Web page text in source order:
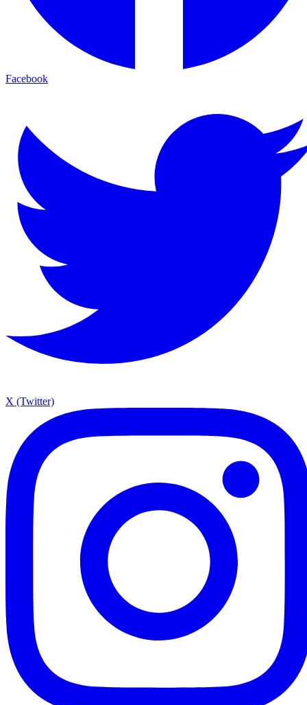
Facebook
X (Twitter)